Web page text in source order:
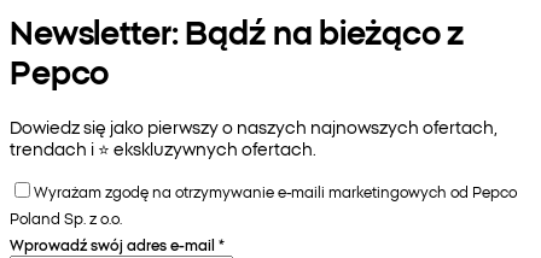
Newsletter: Bądź na bieżąco z
Pepco
Dowiedz się jako pierwszy o naszych najnowszych ofertach,
trendach i ⭐️ ekskluzywnych ofertach.
Wyrażam zgodę na otrzymywanie e-maili marketingowych od Pepco
Poland Sp. z o.o.
Wprowadź swój adres e-mail *